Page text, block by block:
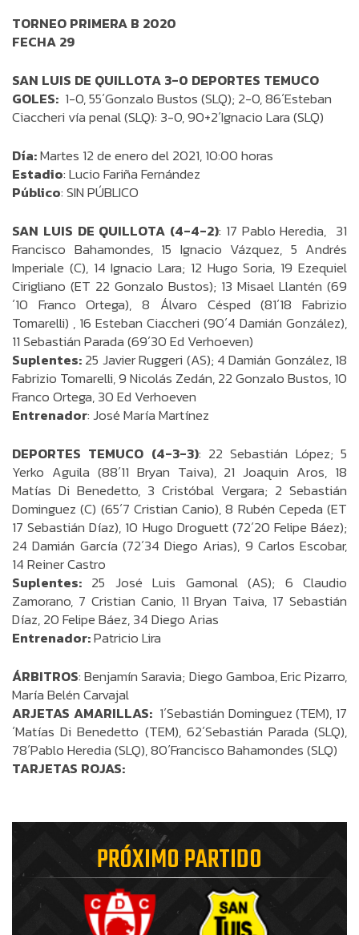
TORNEO PRIMERA B 2020
FECHA 29
SAN LUIS DE QUILLOTA 3-0 DEPORTES TEMUCO
GOLES: 1-0, 55´Gonzalo Bustos (SLQ); 2-0, 86´Esteban
Ciaccheri vía penal (SLQ): 3-0, 90+2´Ignacio Lara (SLQ)
Día:Martes 12 de enero del 2021, 10:00 horas
Estadio: Lucio Fariña Fernández
Público: SIN PÚBLICO
SAN LUIS DE QUILLOTA (4-4-2): 17 Pablo Heredia, 31
Francisco Bahamondes, 15 Ignacio Vázquez, 5 Andrés
Imperiale (C), 14 Ignacio Lara; 12 Hugo Soria, 19 Ezequiel
Cirigliano (ET 22 Gonzalo Bustos); 13 Misael Llantén (69
´10 Franco Ortega), 8 Álvaro Césped (81´18 Fabrizio
Tomarelli) , 16 Esteban Ciaccheri (90´4 Damián González),
11 Sebastián Parada (69´30 Ed Verhoeven)
Suplentes: 25 Javier Ruggeri (AS); 4 Damián González, 18
Fabrizio Tomarelli, 9 Nicolás Zedán, 22 Gonzalo Bustos, 10
Franco Ortega, 30 Ed Verhoeven
Entrenador: José María Martínez
DEPORTES TEMUCO (4-3-3): 22 Sebastián López; 5
Yerko Aguila (88´11 Bryan Taiva), 21 Joaquin Aros, 18
Matías Di Benedetto, 3 Cristóbal Vergara; 2 Sebastián
Dominguez (C) (65´7 Cristian Canio), 8 Rubén Cepeda (ET
17 Sebastián Díaz), 10 Hugo Droguett (72´20 Felipe Báez);
24 Damián García (72´34 Diego Arias), 9 Carlos Escobar,
14 Reiner Castro
Suplentes: 25 José Luis Gamonal (AS); 6 Claudio
Zamorano, 7 Cristian Canio, 11 Bryan Taiva, 17 Sebastián
Díaz, 20 Felipe Báez, 34 Diego Arias
Entrenador:Patricio Lira
ÁRBITROS: Benjamín Saravia; Diego Gamboa, Eric Pizarro,
María Belén Carvajal
ARJETAS AMARILLAS:1´Sebastián Dominguez (TEM), 17
´Matías Di Benedetto (TEM), 62´Sebastián Parada (SLQ),
78´Pablo Heredia (SLQ), 80´Francisco Bahamondes (SLQ)
TARJETAS ROJAS:
PRÓXIMO PARTIDO